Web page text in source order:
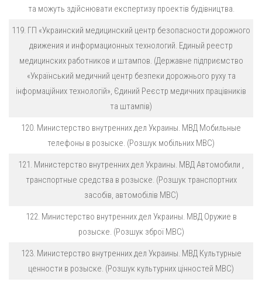
та можуть здійснювати експертизу проектів будівництва.
119. ГП «Украинский медицинский центр безопасности дорожного
движения и информационных технологий. Единый реестр
медицинских работников и штампов. (Державне підприємство
«Український медичний центр безпеки дорожнього руху та
інформаційних технологій», Єдиний Реєстр медичних працівників
та штампів)
120. Министерство внутренних дел Украины. МВД Мобильные
телефоны в розыске. (Розшук мобільних МВС)
121. Министерство внутренних дел Украины. МВД Автомобили ,
транспортные средства в розыске. (Розшук транспортних
засобів, автомобілів МВС)
122. Министерство внутренних дел Украины. МВД Оружие в
розыске. (Розшук зброї МВС)
123. Министерство внутренних дел Украины. МВД Культурные
ценности в розыске. (Розшук культурних цінностей МВС)